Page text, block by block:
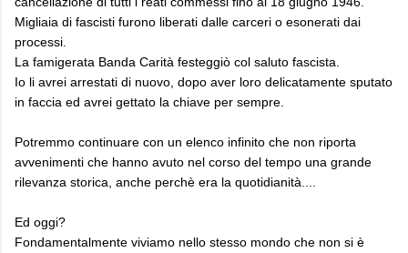
Migliaia di fascisti furono liberati dalle carceri o esonerati dai
processi.
La famigerata Banda Carità festeggiò col saluto fascista.
Io li avrei arrestati di nuovo, dopo aver loro delicatamente sputato
in faccia ed avrei gettato la chiave per sempre.
Potremmo continuare con un elenco infinito che non riporta
avvenimenti che hanno avuto nel corso del tempo una grande
rilevanza storica, anche perchè era la quotidianità....
Ed oggi?
Fondamentalmente viviamo nello stesso mondo che non si è